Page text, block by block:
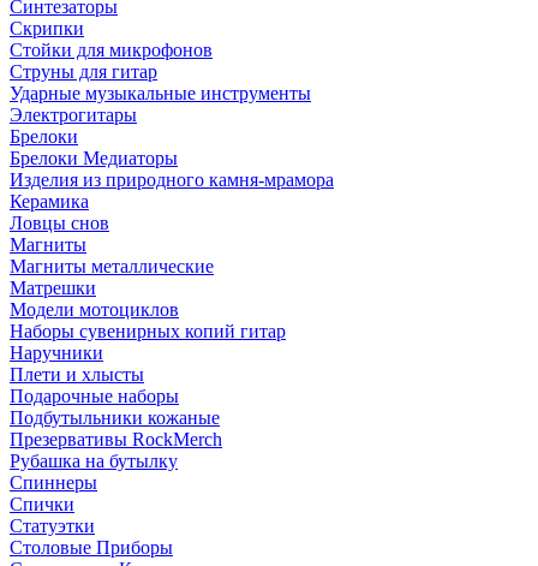
Синтезаторы
Скрипки
Стойки для микрофонов
Струны для гитар
Ударные музыкальные инструменты
Электрогитары
Брелоки
Брелоки Медиаторы
Изделия из природного камня-мрамора
Керамика
Ловцы снов
Магниты
Магниты металлические
Матрешки
Модели мотоциклов
Наборы сувенирных копий гитар
Наручники
Плети и хлысты
Подарочные наборы
Подбутыльники кожаные
Презервативы RockMerch
Рубашка на бутылку
Спиннеры
Спички
Статуэтки
Столовые Приборы